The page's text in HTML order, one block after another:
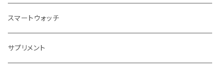
タイヤ26インチ
Vブレーキ・カンチブレーキ
ディスクブレーキ
フレーム・フォーク
フレーム
ペダル
後用フェンダー
フロントキャリア
リアキャリア
ポンプ(空気入れ)
フロアポンプ
サイクルコンピューター関連
キャップ
フェイス・ネックウェア
ロードバイク
クロスバイク
電動アシスト自転車
シティタイプ
e-bike
グラフィット車体本体
グラフィット用パーツ・アクセサリー
スマートウォッチ
サプリメント